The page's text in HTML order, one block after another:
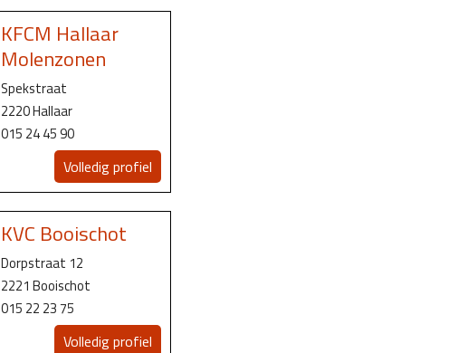
KFCM Hallaar
Molenzonen
Spekstraat
2220 Hallaar
015 24 45 90
Volledig profiel
KVC Booischot
Dorpstraat 12
2221 Booischot
015 22 23 75
Volledig profiel